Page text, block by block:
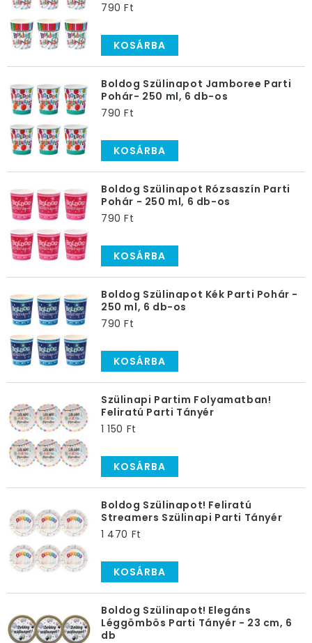
790 Ft
KOSÁRBA
Boldog Szülinapot Jamboree Parti
Pohár- 250 ml, 6 db-os
790 Ft
KOSÁRBA
Boldog Szülinapot Rózsaszín Parti
Pohár - 250 ml, 6 db-os
790 Ft
KOSÁRBA
Boldog Szülinapot Kék Parti Pohár -
250 ml, 6 db-os
790 Ft
KOSÁRBA
Szülinapi Partim Folyamatban!
Feliratú Parti Tányér
1 150 Ft
KOSÁRBA
Boldog Szülinapot! Feliratú
Streamers Szülinapi Parti Tányér
1 470 Ft
KOSÁRBA
Boldog Szülinapot! Elegáns
Léggömbös Parti Tányér - 23 cm, 6
db